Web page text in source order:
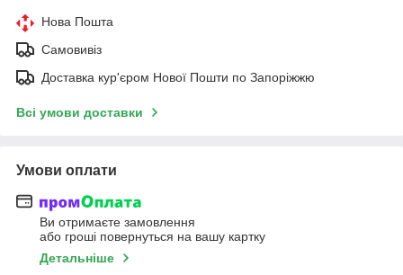
Нова Пошта
Самовивіз
Доставка кур'єром Нової Пошти по Запоріжжю
Всі умови доставки
Умови оплати
Ви отримаєте замовлення
або гроші повернуться на вашу картку
Детальніше